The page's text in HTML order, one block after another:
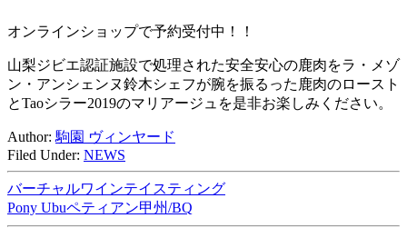
オンラインショップで予約受付中！！
山梨ジビエ認証施設で処理された安全安心の鹿肉をラ・メゾ
ン・アンシェンヌ鈴木シェフが腕を振るった鹿肉のロースト
とTaoシラー2019のマリアージュを是非お楽しみください。
Author: 駒園 ヴィンヤード
Filed Under: NEWS
バーチャルワインテイスティング
Pony Ubuペティアン甲州/BQ